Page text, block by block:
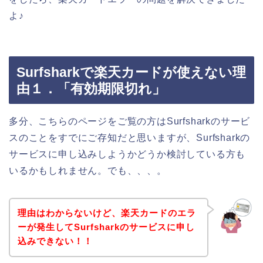
よ♪
Surfsharkで楽天カードが使えない理
由１．「有効期限切れ」
多分、こちらのページをご覧の方はSurfsharkのサービ
スのことをすでにご存知だと思いますが、Surfsharkの
サービスに申し込みしようかどうか検討している方も
いるかもしれません。でも、、、。
理由はわからないけど、楽天カードのエラ
ーが発生してSurfsharkのサービスに申し
込みできない！！